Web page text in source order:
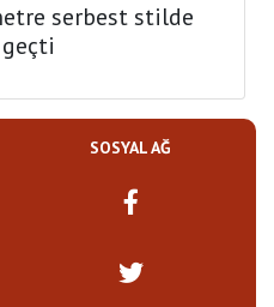
serbest stilde
SOSYAL AĞ